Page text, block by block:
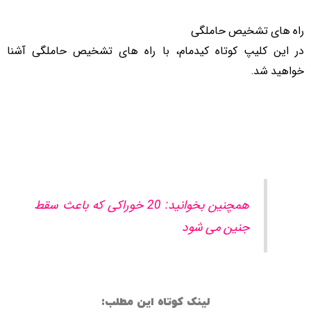
راه های تشخیص حاملگی
در این کلیپ کوتاه کیدمام، با راه های تشخیص حاملگی آشنا
خواهید شد.
همچنین بخوانید: 20 خوراکی که باعث سقط
جنین می شود
لینک کوتاه این مطلب: